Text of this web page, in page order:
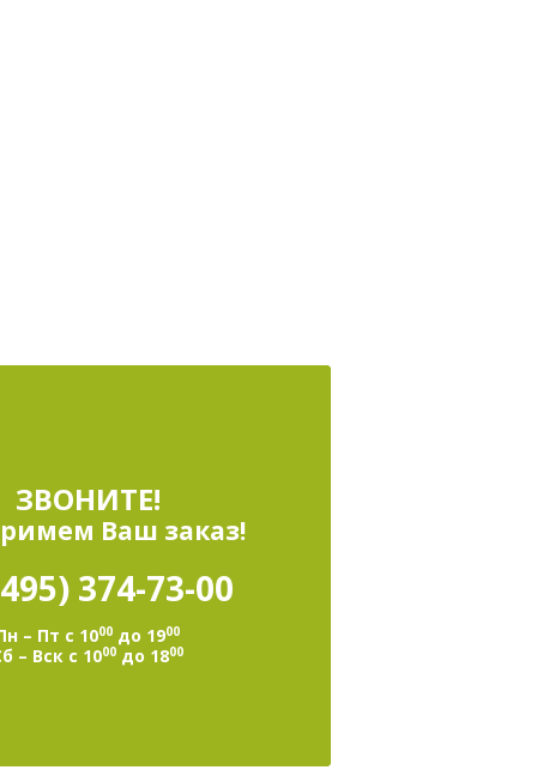
ЗВОНИТЕ!
Ваш заказ!
374-73-00
– Пт с 1000 до 1900
– Вск с 1000 до 1800